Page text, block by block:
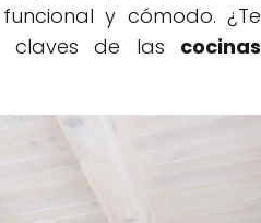
y cómodo. ¿Te
claves de las cocinas